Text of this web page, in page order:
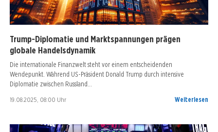
Trump-Diplomatie und Marktspannungen prägen
globale Handelsdynamik
Die internationale Finanzwelt steht vor einem entscheidenden
Wendepunkt. Während US-Präsident Donald Trump durch intensive
Diplomatie zwischen Russland…
19.08.2025, 08:00 Uhr Weiterlesen